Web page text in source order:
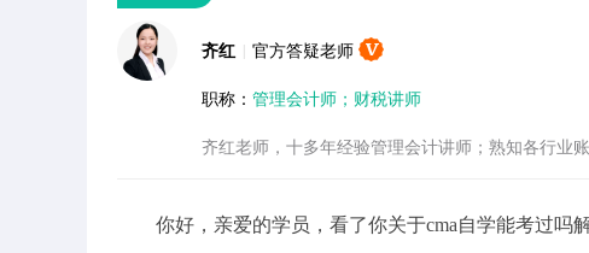
齐红 官方答疑老师
职称： 管理会计师；财税讲师
齐红老师，十多年经验管理会计讲师；熟知各行业
你好，亲爱的学员，看了你关于cma自学能考过吗解